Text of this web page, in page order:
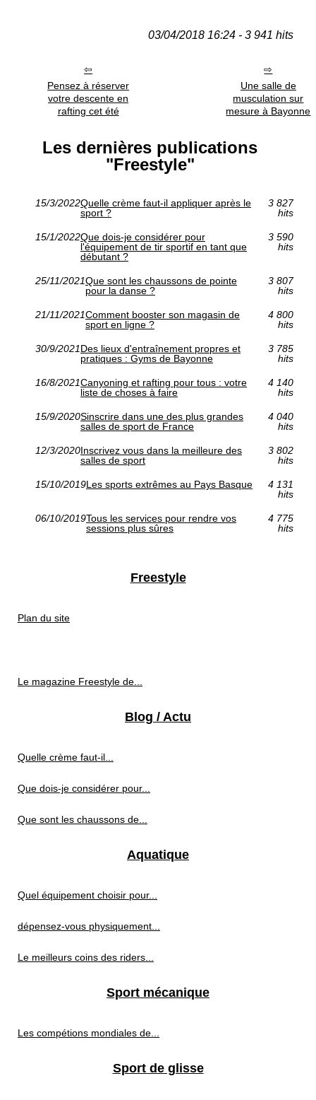
03/04/2018 16:24 - 3 941 hits
Pensez à réserver
votre descente en
rafting cet été
Une salle de
musculation sur
mesure à Bayonne
Les dernières publications
"Freestyle"
15/3/2022Quelle crème faut-il appliquer après le
sport ?
3 827
hits
15/1/2022Que dois-je considérer pour
l'équipement de tir sportif en tant que
débutant ?
3 590
hits
25/11/2021Que sont les chaussons de pointe
pour la danse ?
3 807
hits
21/11/2021Comment booster son magasin de
sport en ligne ?
4 800
hits
30/9/2021Des lieux d'entraînement propres et
pratiques : Gyms de Bayonne
3 785
hits
16/8/2021Canyoning et rafting pour tous : votre
liste de choses à faire
4 140
hits
15/9/2020Sinscrire dans une des plus grandes
salles de sport de France
4 040
hits
12/3/2020Inscrivez vous dans la meilleure des
salles de sport
3 802
hits
15/10/2019Les sports extrêmes au Pays Basque
4 131
hits
06/10/2019Tous les services pour rendre vos
sessions plus sûres
4 775
hits
Freestyle
Plan du site
Le magazine Freestyle de...
Blog / Actu
Quelle crème faut-il...
Que dois-je considérer pour...
Que sont les chaussons de...
Aquatique
Quel équipement choisir pour...
dépensez-vous physiquement...
Le meilleurs coins des riders...
Sport mécanique
Les compétions mondiales de...
Sport de glisse